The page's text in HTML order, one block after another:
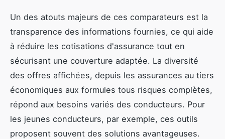
Un des atouts majeurs de ces comparateurs est la
transparence des informations fournies, ce qui aide
à réduire les cotisations d'assurance tout en
sécurisant une couverture adaptée. La diversité
des offres affichées, depuis les assurances au tiers
économiques aux formules tous risques complètes,
répond aux besoins variés des conducteurs. Pour
les jeunes conducteurs, par exemple, ces outils
proposent souvent des solutions avantageuses.